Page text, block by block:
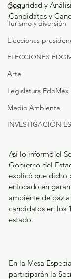
Clima
Turismo y diversión
Elecciones
ELECCIONES
Arte
Legislatura EdoMéx
Medio Ambiente
INVESTIGACIÓN
Seguridad y
Candidatos y
Así lo informó el
Gobierno del
explicó que dicho
enfocado en
ambiente de paz
candidatos en los
estado.
En la Mesa
participarán la